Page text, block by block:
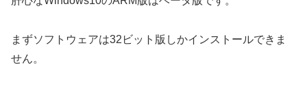
まずソフトウェアは32ビット版しかインストールできま
せん。